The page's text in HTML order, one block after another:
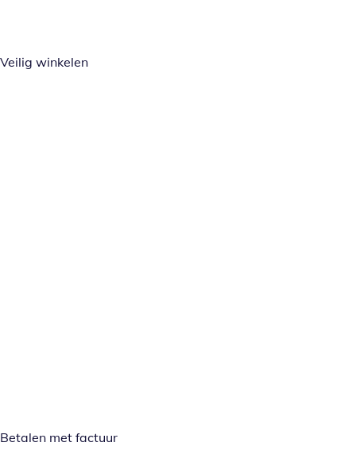
Veilig winkelen
Betalen met factuur